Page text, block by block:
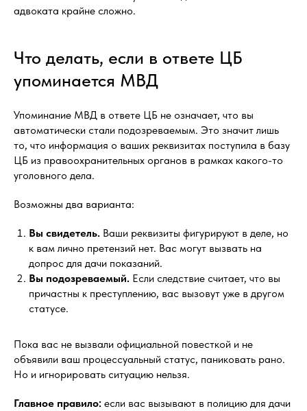
адвоката крайне сложно.
Что делать, если в ответе ЦБ
упоминается МВД
Упоминание МВД в ответе ЦБ не означает, что вы
автоматически стали подозреваемым. Это значит лишь
то, что информация о ваших реквизитах поступила в базу
ЦБ из правоохранительных органов в рамках какого-то
уголовного дела.
Возможны два варианта:
Вы свидетель. Ваши реквизиты фигурируют в деле, но
к вам лично претензий нет. Вас могут вызвать на
допрос для дачи показаний.
Вы подозреваемый. Если следствие считает, что вы
причастны к преступлению, вас вызовут уже в другом
статусе.
Пока вас не вызвали официальной повесткой и не
объявили ваш процессуальный статус, паниковать рано.
Но и игнорировать ситуацию нельзя.
Главное правило: если вас вызывают в полицию для дачи